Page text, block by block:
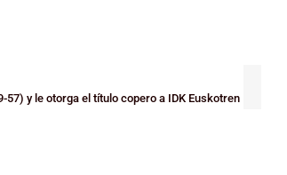
57) y le otorga el título copero a IDK Euskotren